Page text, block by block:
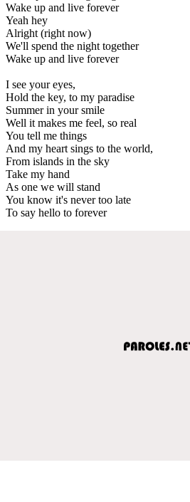
Wake up and live forever
Yeah hey
Alright (right now)
We'll spend the night together
Wake up and live forever
I see your eyes,
Hold the key, to my paradise
Summer in your smile
Well it makes me feel, so real
You tell me things
And my heart sings to the world,
From islands in the sky
Take my hand
As one we will stand
You know it's never too late
To say hello to forever